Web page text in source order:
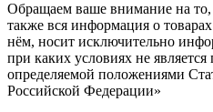
Обращаем ваше внимание на то,
также вся информация о
нём, носит исключительно
при каких условиях не
определяемой положениями
Российской Федерации»